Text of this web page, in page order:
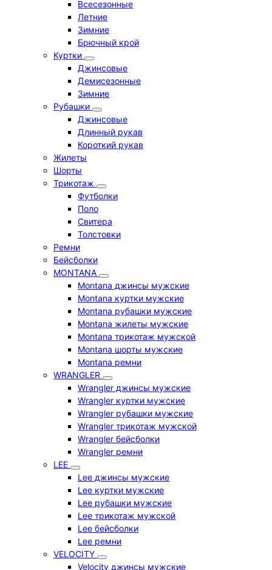
Всесезонные
Летние
Зимние
Брючный крой
Куртки
Джинсовые
Демисезонные
Зимние
Рубашки
Джинсовые
Длинный рукав
Короткий рукав
Жилеты
Шорты
Трикотаж
Футболки
Поло
Свитера
Толстовки
Ремни
Бейсболки
MONTANA
Montana джинсы мужские
Montana куртки мужские
Montana рубашки мужские
Montana жилеты мужские
Montana трикотаж мужской
Montana шорты мужские
Montana ремни
WRANGLER
Wrangler джинсы мужские
Wrangler куртки мужские
Wrangler рубашки мужские
Wrangler трикотаж мужской
Wrangler бейсболки
Wrangler ремни
LEE
Lee джинсы мужские
Lee куртки мужские
Lee рубашки мужские
Lee трикотаж мужской
Lee бейсболки
Lee ремни
VELOCITY
Velocity джинсы мужские